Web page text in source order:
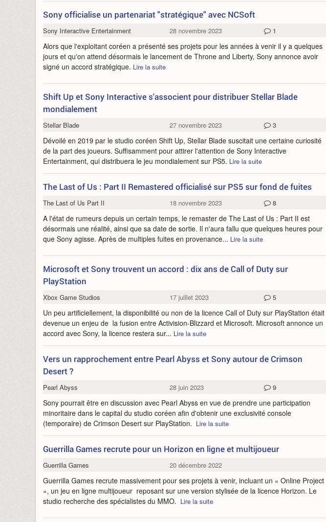
Sony officialise un partenariat "stratégique" avec NCSoft
Sony Interactive Entertainment 28 novembre 2023 1
Alors que l'exploitant coréen a présenté ses projets pour les années à venir il y a quelques
jours et qu'on attend désormais le lancement de Throne and Liberty, Sony annonce avoir
signé un accord stratégique. Lire la suite
Shift Up et Sony Interactive s'associent pour distribuer Stellar Blade
mondialement
Stellar Blade 27 novembre 2023 3
Dévoilé en 2019 par le studio coréen Shift Up, Stellar Blade suscitait une certaine curiosité
de la part des joueurs. Suffisamment pour attirer l'attention de Sony Interactive
Entertainment, qui distribuera le jeu mondialement sur PS5. Lire la suite
The Last of Us : Part II Remastered officialisé sur PS5 sur fond de fuites
The Last of Us Part II 18 novembre 2023 8
A l'état de rumeurs depuis un certain temps, le remaster de The Last of Us : Part II est
désormais une réalité, ainsi que sa date de sortie. Il n'aura fallu que quelques heures pour
que Sony agisse. Après de multiples fuites en provenance... Lire la suite
Microsoft et Sony trouvent un accord : dix ans de Call of Duty sur
PlayStation
Xbox Game Studios 17 juillet 2023 5
Un peu artificiellement, la disponibilité ou non de la licence Call of Duty sur PlayStation était
devenue un enjeu de la fusion entre Activision-Blizzard et Microsoft. Microsoft annonce un
accord avec Sony, la licence restera sur... Lire la suite
Vers un rapprochement entre Pearl Abyss et Sony autour de Crimson
Desert ?
Pearl Abyss 28 juin 2023 9
Sony pourrait être en discussion avec Pearl Abyss en vue de prendre une participation
minoritaire dans le capital du studio coréen afin d'obtenir une exclusivité console
(temporaire) de Crimson Desert sur PlayStation. Lire la suite
Guerrilla Games recrute pour un Horizon en ligne et multijoueur
Guerrilla Games 20 décembre 2022
Guerrilla Games recrute massivement pour ses projets à venir, incluant un « Online Project
», un jeu en ligne multijoueur reposant sur une version stylisée de la licence Horizon. Le
studio recherche des spécialistes du MMO. Lire la suite